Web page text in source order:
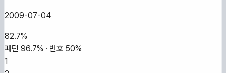
2009-07-04
82.7%
패턴 96.7% · 번호 50%
1